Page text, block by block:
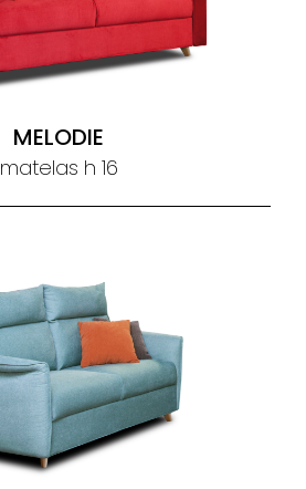
MELODIE
matelas h 16